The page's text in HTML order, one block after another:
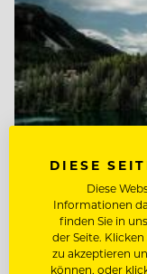
DIESE
Diese
Informationen
finden Sie in
der Seite.
zu akzeptieren
können, oder